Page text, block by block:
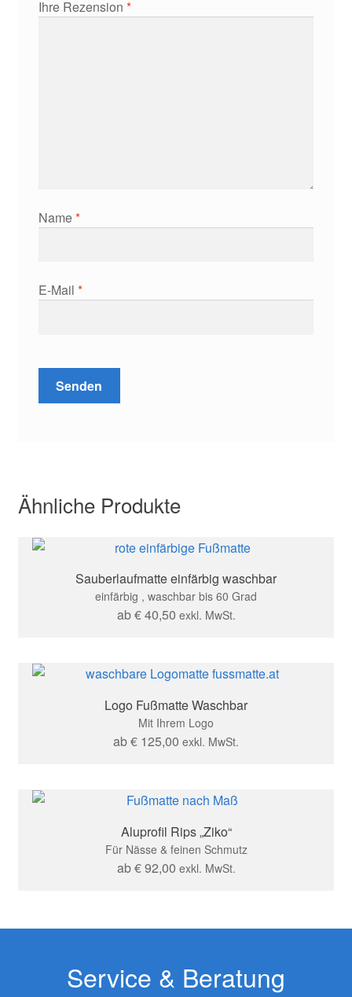
Ihre Rezension *
Name*
E-Mail *
Ähnliche Produkte
Sauberlaufmatte einfärbig waschbar
einfärbig , waschbar bis 60 Grad
ab€40,50 exkl. MwSt.
Logo Fußmatte Waschbar
Mit Ihrem Logo
ab€ 125,00 exkl. MwSt.
Aluprofil Rips „Ziko“
Für Nässe & feinen Schmutz
ab€92,00 exkl. MwSt.
Service & Beratung